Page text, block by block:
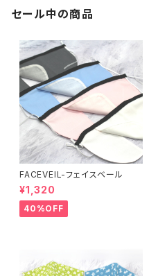
セール中の商品
FACEVEIL-フェイスベール
¥1,320
40%OFF